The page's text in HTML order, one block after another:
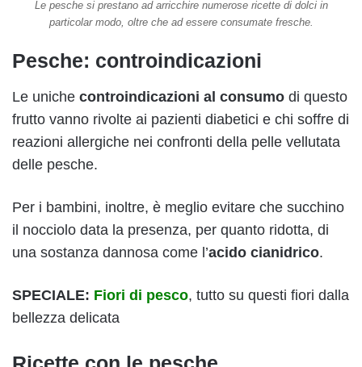
Le pesche si prestano ad arricchire numerose ricette di dolci in
particolar modo, oltre che ad essere consumate fresche.
Pesche: controindicazioni
Le uniche controindicazioni al consumo di questo
frutto vanno rivolte ai pazienti diabetici e chi soffre di
reazioni allergiche nei confronti della pelle vellutata
delle pesche.
Per i bambini, inoltre, è meglio evitare che succhino
il nocciolo data la presenza, per quanto ridotta, di
una sostanza dannosa come l’acido cianidrico.
SPECIALE: Fiori di pesco, tutto su questi fiori dalla
bellezza delicata